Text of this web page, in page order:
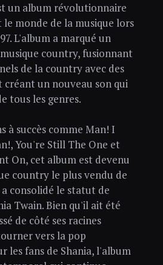
un album révolutionnaire
le monde de la musique lors
L'album a marqué un
country, fusionnant
de la country avec des
créant un nouveau son qui
tous les genres.
à succès comme Man! I
You're Still The One et
On, cet album est devenu
country le plus vendu de
consolidé le statut de
Twain. Bien qu'il ait été
de côté ses racines
vers la pop
les fans de Shania, l'album